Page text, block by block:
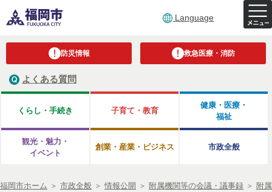
Language
防災情報 救急医療・消防
よくある質問
くらし・手続き 子育て・教育
健康・医療・
福祉
観光・魅力・
イベント
創業・産業・ビジネス 市政全般
福岡市ホーム ＞ 市政全般 ＞ 情報公開 ＞ 附属機関等の会議・議事録 ＞ 附属